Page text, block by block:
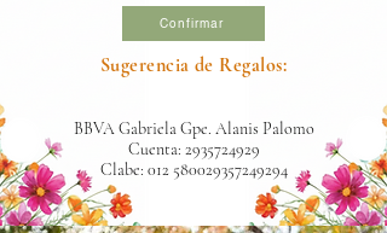
Confirmar
Sugerencia de Regalos:
BBVA Gabriela Gpe. Alanis Palomo
Cuenta: 2935724929
Clabe: 012 580029357249294